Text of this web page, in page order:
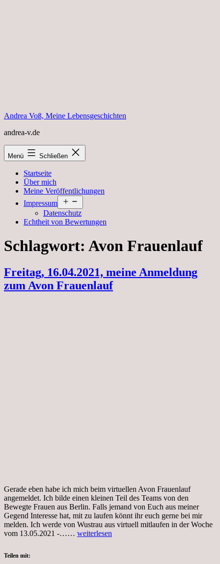
Andrea Voß, Meine Lebensgeschichten
andrea-v.de
Menü Schließen
Startseite
Über mich
Meine Veröffentlichungen
Impressum
öffnen
Datenschutz
Echtheit von Bewertungen
Schlagwort: Avon Frauenlauf
Freitag, 16.04.2021, meine Anmeldung
zum Avon Frauenlauf
Gerade eben habe ich mich beim virtuellen Avon Frauenlauf
angemeldet. Ich bilde einen kleinen Teil des Teams von den
Bewegte Frauen aus Berlin. Falls jemand von Euch aus meiner
Gegend Interesse hat, mit zu laufen könnt ihr euch gerne bei mir
melden. Ich werde von Wustrau aus virtuell mitlaufen in der Woche
vom 13.05.2021 -…… Freitag,
weiterlesen
Teilen mit: